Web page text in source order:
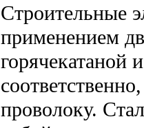
Строительные
применением
горячекатаной
проволоку.